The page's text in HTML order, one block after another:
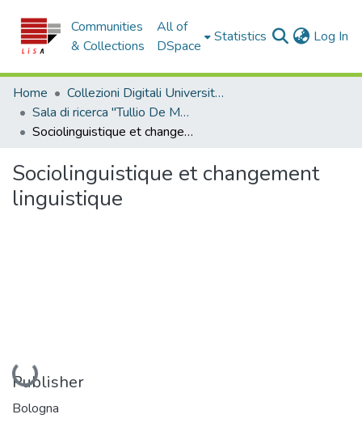
Communities
& Collections
All of
DSpace
Statistics Log In
Home
Collezioni Digitali Università della Calabria
Sala di ricerca "Tullio De Mauro"
Sociolinguistique et changement linguistique
Sociolinguistique et changement
linguistique
Loading...
Publisher
Bologna